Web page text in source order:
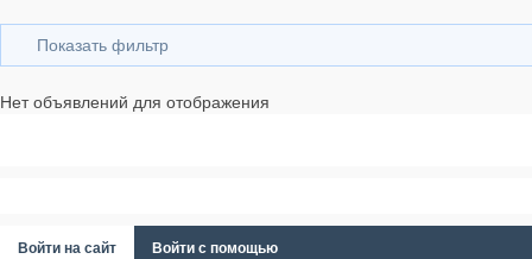
Показать фильтр
Нет объявлений для отображения
Войти на сайт Войти с помощью